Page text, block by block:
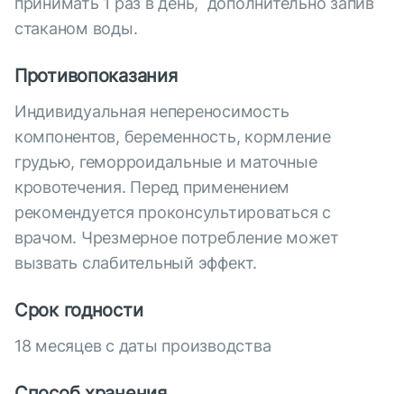
стаканом воды.
Противопоказания
Индивидуальная непереносимость
компонентов, беременность, кормление
грудью, геморроидальные и маточные
кровотечения. Перед применением
рекомендуется проконсультироваться с
врачом. Чрезмерное потребление может
вызвать слабительный эффект.
Срок годности
18 месяцев с даты производства